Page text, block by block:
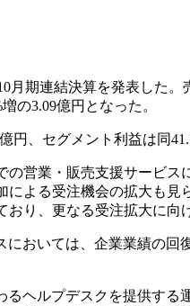
月期連結決算を発表した。
の3.09億円となった。
円、セグメント利益は同
営業・販売支援サービ
による受注機会の拡大も
り、更なる受注拡大に向
おいては、企業業績の
ヘルプデスクを提供す